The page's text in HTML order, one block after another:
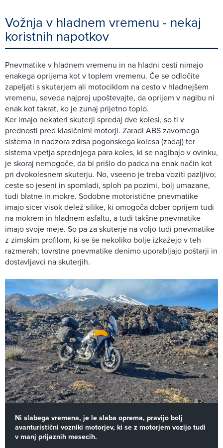
Vožnja v hladnem vremenu - nekaj
koristnih napotkov
Pnevmatike v hladnem vremenu in na hladni cesti nimajo
enakega oprijema kot v toplem vremenu. Če se odločite
zapeljati s skuterjem ali motociklom na cesto v hladnejšem
vremenu, seveda najprej upoštevajte, da oprijem v nagibu ni
enak kot takrat, ko je zunaj prijetno toplo.
Ker imajo nekateri skuterji spredaj dve kolesi, so ti v
prednosti pred klasičnimi motorji. Zaradi ABS zavornega
sistema in nadzora zdrsa pogonskega kolesa (zadaj) ter
sistema vpetja sprednjega para koles, ki se nagibajo v ovinku,
je skoraj nemogoče, da bi prišlo do padca na enak način kot
pri dvokolesnem skuterju. No, vseeno je treba voziti pazljivo;
ceste so jeseni in spomladi, sploh pa pozimi, bolj umazane,
tudi blatne in mokre. Sodobne motoristične pnevmatike
imajo sicer visok delež silike, ki omogoča dober oprijem tudi
na mokrem in hladnem asfaltu, a tudi takšne pnevmatike
imajo svoje meje. So pa za skuterje na voljo tudi pnevmatike
z zimskim profilom, ki se še nekoliko bolje izkažejo v teh
razmerah; tovrstne pnevmatike denimo uporabljajo poštarji in
dostavljavci na skuterjih.
Ni slabega vremena, je le slaba oprema, pravijo bolj
avanturistični vozniki motorjev, ki se z motorjem vozijo tudi
v manj prijaznih mesecih.